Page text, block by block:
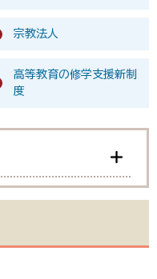
宗教法人
高等教育の修学支援新制
度